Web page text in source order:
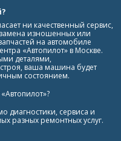
ни качественный сервис,
замена изношенных или
на автомобиле
«Автопилот» в Москве.
деталями,
ваша машина будет
состоянием.
диагностики, сервиса и
разных ремонтных услуг.